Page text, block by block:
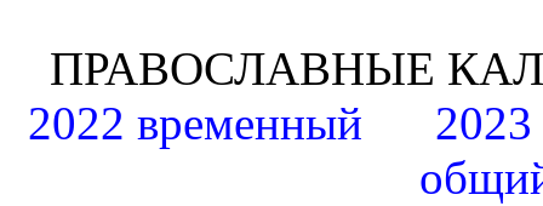
ПРАВОСЛАВНЫЕ
2022 временный